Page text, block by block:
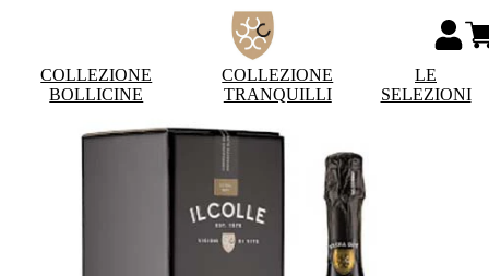
COLLEZIONE
BOLLICINE
COLLEZIONE
TRANQUILLI
LE
SELEZIONI